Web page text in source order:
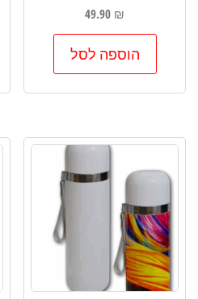
49.90 ₪
הוספה לסל